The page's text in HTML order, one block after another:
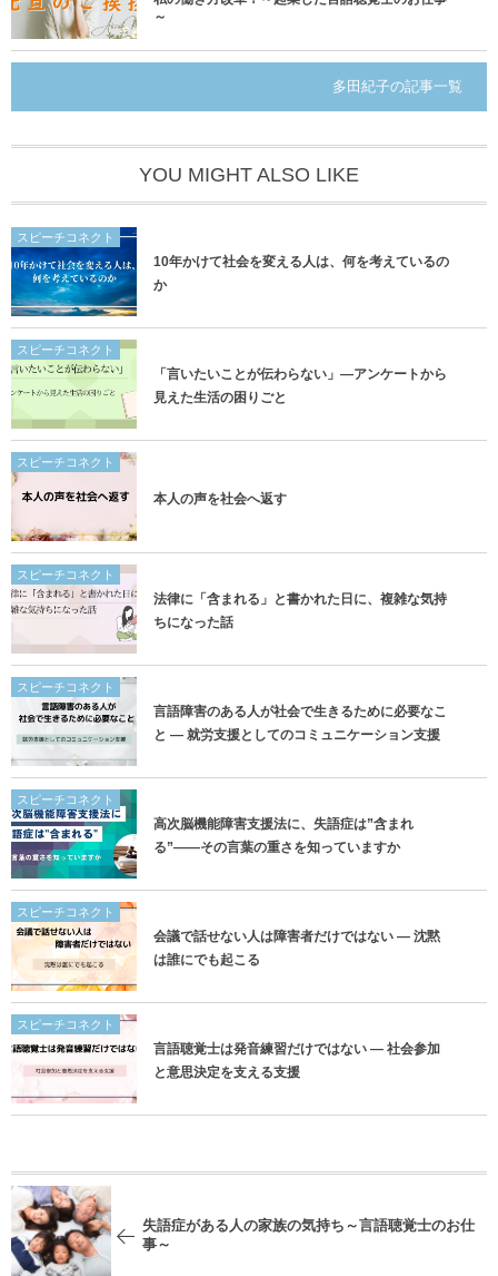
～
多田紀子の記事一覧
YOU MIGHT ALSO LIKE
スピーチコネクト
10年かけて社会を変える人は、何を考えているの
か
スピーチコネクト
「言いたいことが伝わらない」―アンケートから
見えた生活の困りごと
スピーチコネクト
本人の声を社会へ返す
スピーチコネクト
法律に「含まれる」と書かれた日に、複雑な気持
ちになった話
スピーチコネクト
言語障害のある人が社会で生きるために必要なこ
と ― 就労支援としてのコミュニケーション支援
スピーチコネクト
高次脳機能障害支援法に、失語症は”含まれ
る”——その言葉の重さを知っていますか
スピーチコネクト
会議で話せない人は障害者だけではない ― 沈黙
は誰にでも起こる
スピーチコネクト
言語聴覚士は発音練習だけではない ― 社会参加
と意思決定を支える支援
失語症がある人の家族の気持ち～言語聴覚士のお仕
事～